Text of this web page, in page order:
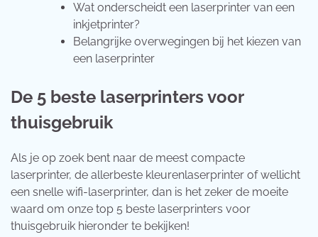
Wat onderscheidt een laserprinter van een
inkjetprinter?
Belangrijke overwegingen bij het kiezen van
een laserprinter
De 5 beste laserprinters voor
thuisgebruik
Als je op zoek bent naar de meest compacte
laserprinter, de allerbeste kleurenlaserprinter of wellicht
een snelle wifi-laserprinter, dan is het zeker de moeite
waard om onze top 5 beste laserprinters voor
thuisgebruik hieronder te bekijken!